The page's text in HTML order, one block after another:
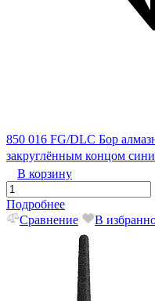
850 016 FG/DLC Бор
закруглённым концом
В корзину
Подробнее
Сравнение
В